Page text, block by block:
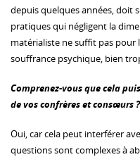
depuis quelques années, doit
pratiques qui négligent la
matérialiste ne suffit pas pour
souffrance psychique, bien
Comprenez-vous que cela
de vos confrères et consœurs ?
Oui, car cela peut interférer
questions sont complexes à